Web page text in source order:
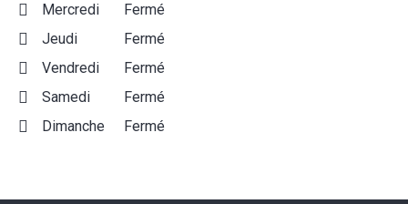
Mercredi
Fermé
Jeudi
Fermé
Vendredi
Fermé
Samedi
Fermé
Dimanche
Fermé